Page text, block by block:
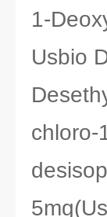
1-
Usbio